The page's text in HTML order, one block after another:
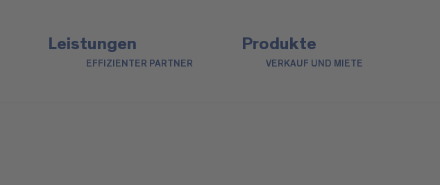
Leistungen
EFFIZIENTER PARTNER
Produkte
VERKAUF UND MIETE